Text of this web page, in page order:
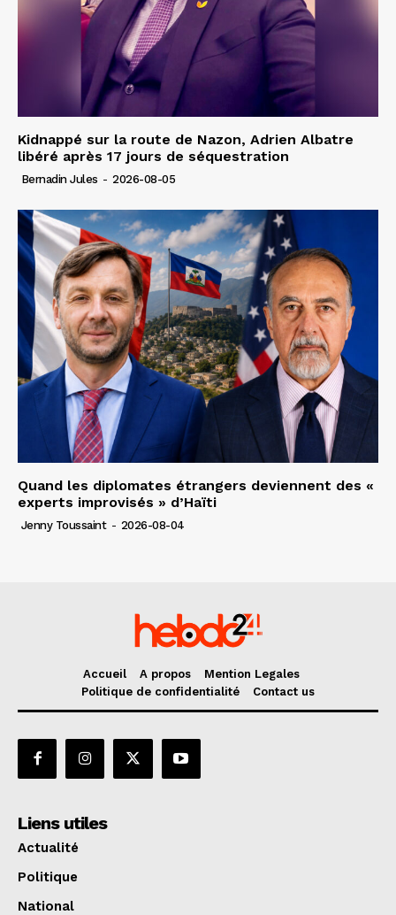
Kidnappé sur la route de Nazon, Adrien Albatre
libéré après 17 jours de séquestration
Bernadin Jules - 2026-08-05
Quand les diplomates étrangers deviennent des «
experts improvisés » d’Haïti
Jenny Toussaint - 2026-08-04
Accueil A propos
Mention Legales
Politique de confidentialité
Contact us
Liens utiles
Actualité
Politique
National